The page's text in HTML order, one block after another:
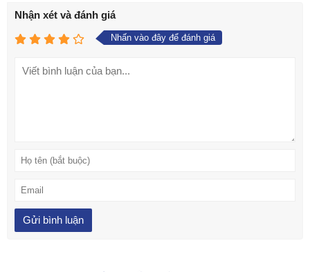
Nhận xét và đánh giá
Nhấn vào đây để đánh giá